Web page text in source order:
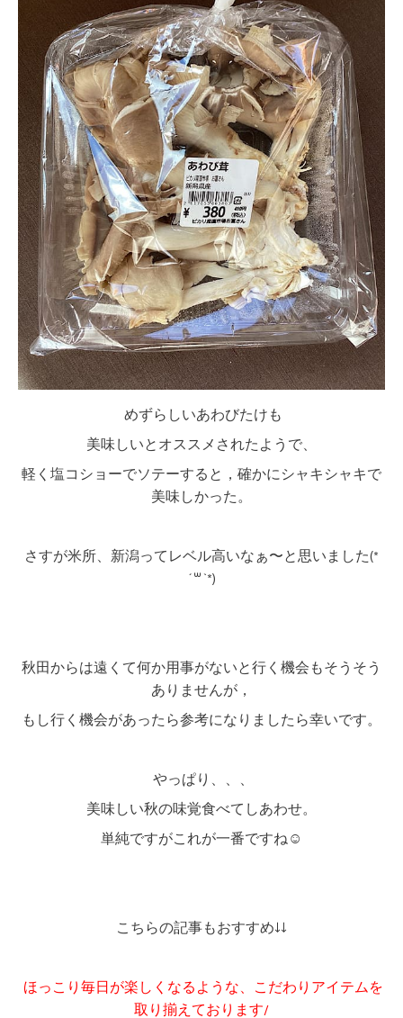
めずらしいあわびたけも
美味しいとオススメされたようで、
軽く塩コショーでソテーすると，確かにシャキシャキで
美味しかった。
さすが米所、新潟ってレベル高いなぁ〜と思いました(*
´꒳`*)
秋田からは遠くて何か用事がないと行く機会もそうそう
ありませんが，
もし行く機会があったら参考になりましたら幸いです。
やっぱり、、、
美味しい秋の味覚食べてしあわせ。
単純ですがこれが一番ですね☺️
こちらの記事もおすすめ↓↓
ほっこり毎日が楽しくなるような、こだわりアイテムを
取り揃えております/